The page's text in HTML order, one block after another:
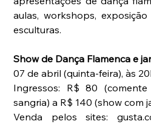
aulas, workshops,
esculturas.
Show de Dança Flamenca e
07 de abril (quinta-feira), às
Ingressos: R$ 80
sangria) a R$ 140 (show com
Venda pelos sites: